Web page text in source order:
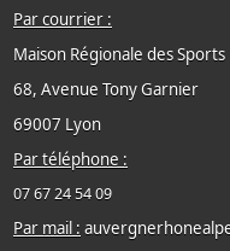
Par courrier :
Maison Régionale des Sports
68, Avenue Tony Garnier
69007 Lyon
Par téléphone :
07 67 24 54 09
Par mail :